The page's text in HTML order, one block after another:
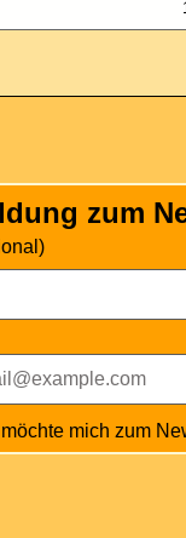
zum
mich zum